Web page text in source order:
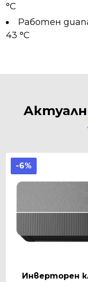
°C
Работен
43 °C
-6%
Инверторен